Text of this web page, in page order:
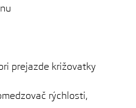
prejazde križovatky
rýchlosti,